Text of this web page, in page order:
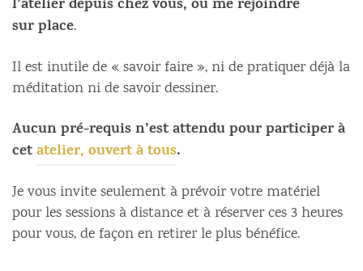
l’atelier depuis chez vous, ou me rejoindre
surplace.
Il est inutile de « savoir faire », ni de pratiquer déjà la
méditation ni de savoir dessiner.
Aucun pré-requis n’est attendu pour participer à
cetatelier, ouvert à tous.
Je vous invite seulement à prévoir votre matériel
pour les sessions à distance et à réserver ces 3 heures
pour vous, de façon en retirer le plus bénéfice.